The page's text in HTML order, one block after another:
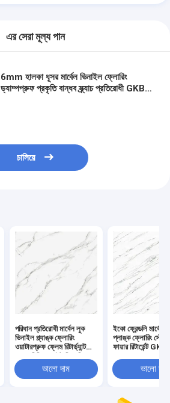
এর সেরা মূল্য পান
6mm হালকা ধূসর মার্বেল ভিনাইল ফ্লোরিং
ড্যাম্পপ্রুফ প্রকৃতি বান্ধব স্ক্র্যাচ প্রতিরোধী GKBM
চালিয়ে
পরিধান প্রতিরোধী মার্বেল লুক
ভিনাইল প্ল্যাঙ্ক ফ্লোরিং
ওয়াটারপ্রুফ ফ্লেম রিটার্ড্যান্ট
গ্রিনপি জিএল-এস5539-1
ভালো দাম
ইকো ফ্রেন্ডলি মার্বেল
প্লাঙ্ক ফ্লোরিং স্টোন
ফায়ার রিটার্ডেন্ট
ভালো দাম